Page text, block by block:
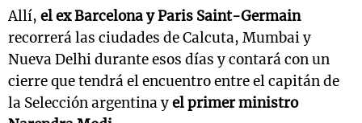
Allí, el ex Barcelona y Paris Saint-Germain
recorrerá las ciudades de Calcuta, Mumbai y
Nueva Delhi durante esos días y contará con un
cierre que tendrá el encuentro entre el capitán de
la Selección argentina yel primer ministro